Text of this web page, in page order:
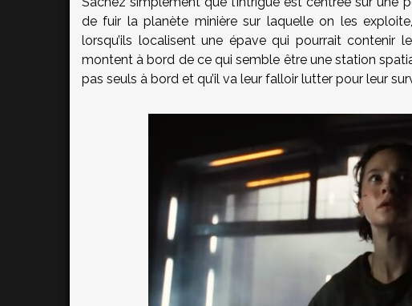
de fuir la planète minière sur laquelle on les
lorsqu’ils localisent une épave qui pourrait contenir
montent à bord de ce qui semble être une station
pas seuls à bord et qu’il va leur falloir lutter pour leur